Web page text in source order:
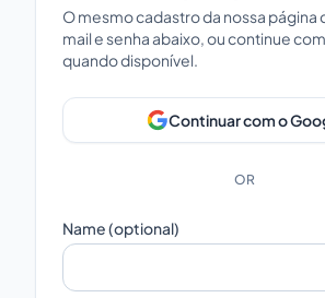
O mesmo cadastro da nossa
mail e senha abaixo, ou continue
quando disponível.
Continuar com o
OR
Name (optional)